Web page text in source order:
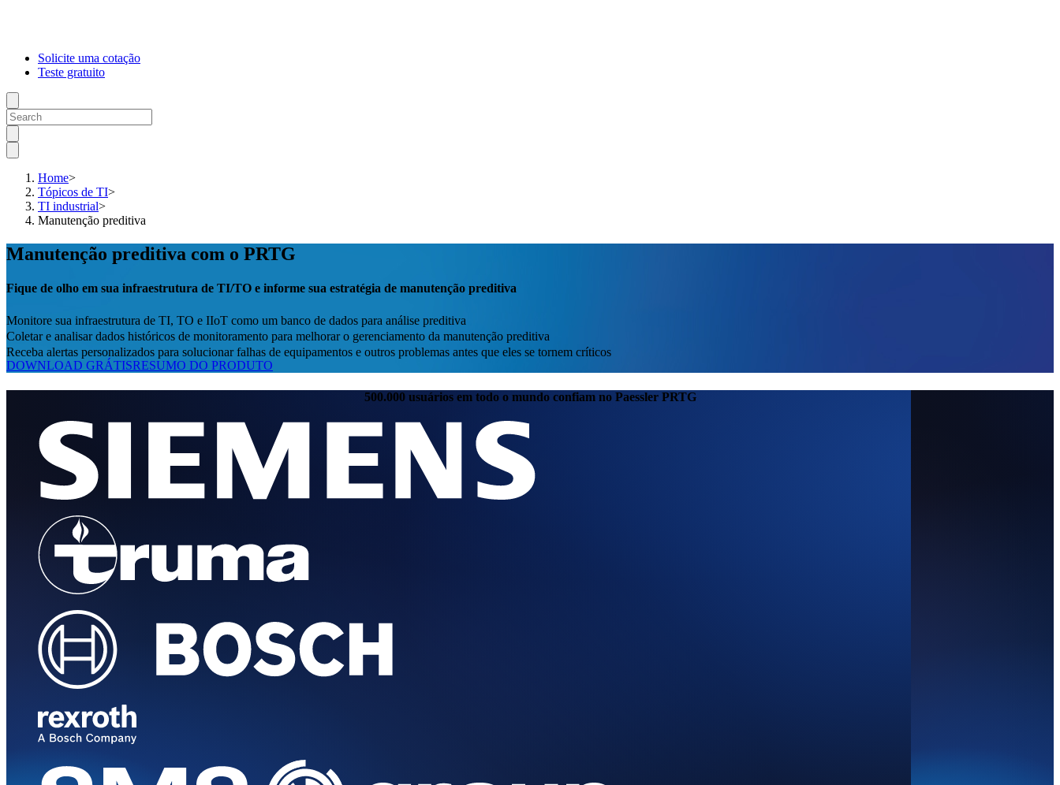
Solicite uma cotação
Teste gratuito
Home>
Tópicos de TI>
TI industrial>
Manutenção preditiva
Manutenção preditiva com o PRTG
Fique de olho em sua infraestrutura de TI/TO e informe sua estratégia de manutenção preditiva
Monitore sua infraestrutura de TI, TO e IIoT como um banco de dados para análise preditiva
Coletar e analisar dados históricos de monitoramento para melhorar o gerenciamento da manutenção preditiva
Receba alertas personalizados para solucionar falhas de equipamentos e outros problemas antes que eles se tornem críticos
DOWNLOAD GRÁTISRESUMO DO PRODUTO
500.000 usuários em todo o mundo confiam no Paessler PRTG